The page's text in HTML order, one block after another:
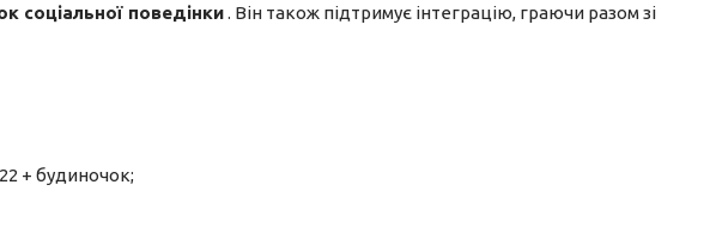
соціальної поведінки. Він також підтримує інтеграцію, граючи разом зі
+ будиночок;